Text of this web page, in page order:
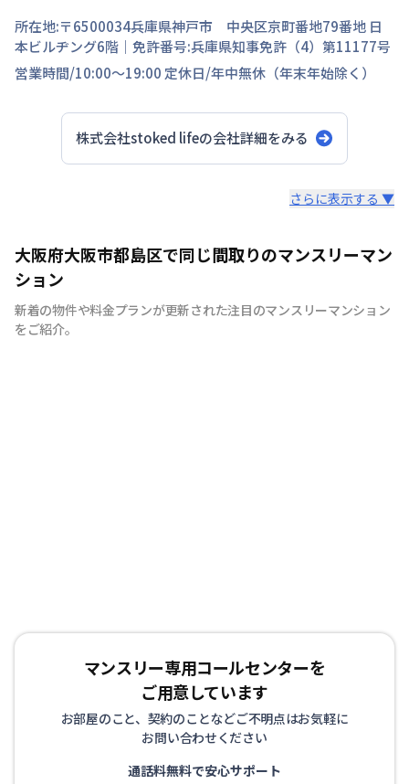
所在地:〒6500034兵庫県神戸市 中央区京町番地79番地 日
本ビルヂング6階 ｜免許番号:兵庫県知事免許（4）第11177号
営業時間/10:00～19:00 定休日/年中無休（年末年始除く）
株式会社stoked lifeの会社詳細をみる
【神戸のマンスリーマンション、ウィークリーマンション
に特化】 マンスリーマンション、ウィークリーマンショ
ンといえば株式会社stoked lifeにお任せください！ 7日間
以上の中長期滞在であれば、ご利用が頂けます。当社で
は、家具・家電等の設備！！お客様の用途に応じて快適な
さらに表示する ▼
大阪府大阪市都島区で同じ間取りのマンスリーマン
ション
新着の物件や料金プランが更新された注目のマンスリーマンション
をご紹介。
マンスリー専用コールセンターを
ご用意しています
お部屋のこと、契約のことなどご不明点はお気軽に
お問い合わせください
通話料無料で安心サポート